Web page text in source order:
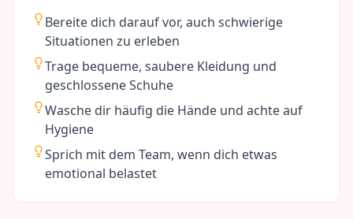
Bereite dich darauf vor, auch schwierige
Situationen zu erleben
Trage bequeme, saubere Kleidung und
geschlossene Schuhe
Wasche dir häufig die Hände und achte auf
Hygiene
Sprich mit dem Team, wenn dich etwas
emotional belastet